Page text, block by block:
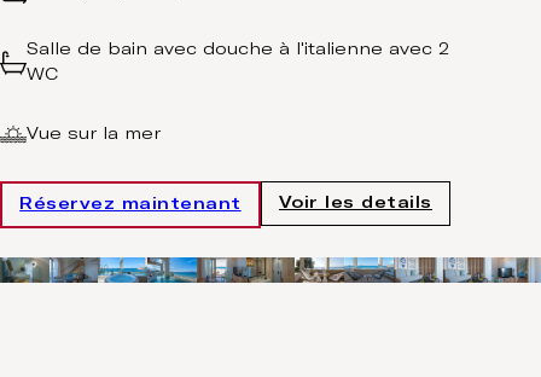
Salle de bain avec douche à l'italienne avec 2
WC
Vue sur la mer
Réservez maintenant Voir les details